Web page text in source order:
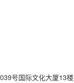
号国际文化大厦13楼